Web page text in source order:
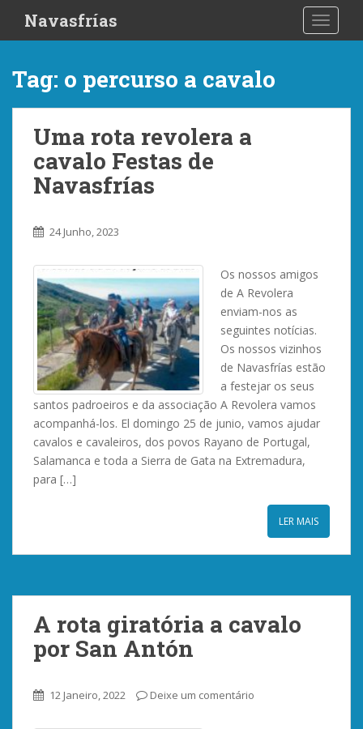
i
Navasfrías
Tag: o percurso a cavalo
Uma rota revolera a
cavalo Festas de
Navasfrías
24 Junho, 2023
Os nossos amigos
de A Revolera
enviam-nos as
seguintes notícias.
Os nossos vizinhos
de Navasfrías estão
a festejar os seus
santos padroeiros e da associação A Revolera vamos
acompanhá-los. El domingo 25 de junio, vamos ajudar
cavalos e cavaleiros, dos povos Rayano de Portugal,
Salamanca e toda a Sierra de Gata na Extremadura,
para […]
LER MAIS
A rota giratória a cavalo
por San Antón
12 Janeiro, 2022 Deixe um comentário